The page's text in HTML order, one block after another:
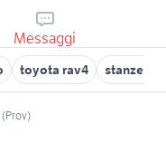
Messaggi
toyota rav4 stanze in